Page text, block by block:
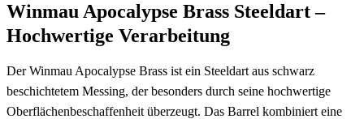
Winmau Apocalypse Brass Steeldart –
Hochwertige Verarbeitung
Der Winmau Apocalypse Brass ist ein Steeldart aus schwarz
beschichtetem Messing, der besonders durch seine hochwertige
Oberflächenbeschaffenheit überzeugt. Das Barrel kombiniert eine